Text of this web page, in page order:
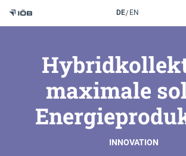
DE EN
maximale
INNOVATION